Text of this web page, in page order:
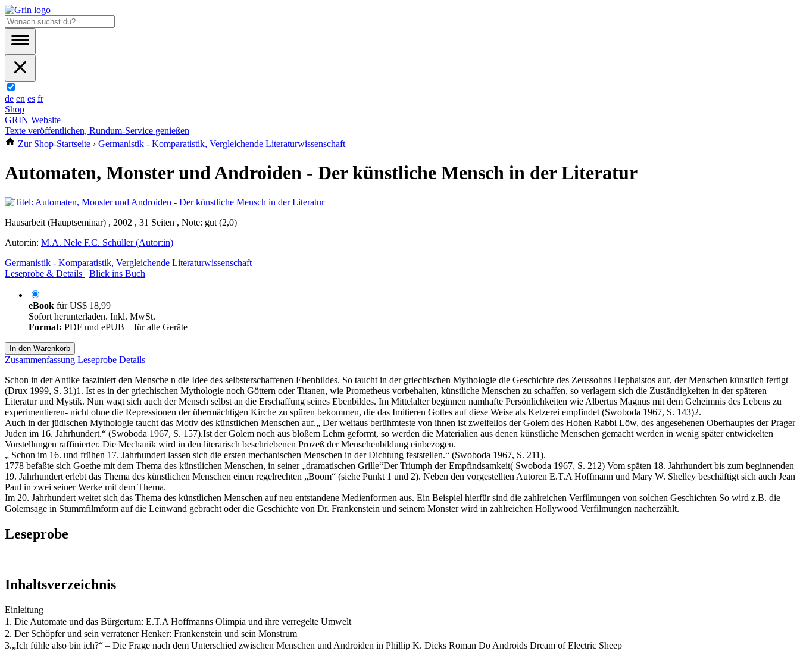
de en es fr
Shop
GRIN Website
Texte veröffentlichen, Rundum-Service genießen
Zur Shop-Startseite › Germanistik - Komparatistik, Vergleichende Literaturwissenschaft
Automaten, Monster und Androiden - Der künstliche Mensch in der Literatur
Hausarbeit (Hauptseminar) , 2002 , 31 Seiten , Note: gut (2,0)
Autor:in: M.A. Nele F.C. Schüller (Autor:in)
Germanistik - Komparatistik, Vergleichende Literaturwissenschaft
Leseprobe & Details
Blick ins Buch
eBook fürUS$ 18,99
Sofort herunterladen. Inkl. MwSt.
Format: PDF und ePUB – für alle Geräte
In den Warenkorb
Zusammenfassung Leseprobe Details
Schon in der Antike fasziniert den Mensche n die Idee des selbsterschaffenen Ebenbildes. So taucht in der griechischen Mythologie die Geschichte des Zeussohns Hephaistos auf, der Menschen künstlich fertigt
(Drux 1999, S. 31)1. Ist es in der griechischen Mythologie noch Göttern oder Titanen, wie Prometheus vorbehalten, künstliche Menschen zu schaffen, so verlagern sich die Zuständigkeiten in der späteren
Literatur und Mystik. Nun wagt sich auch der Mensch selbst an die Erschaffung seines Ebenbildes. Im Mittelalter beginnen namhafte Persönlichkeiten wie Albertus Magnus mit dem Geheimnis des Lebens zu
experimentieren- nicht ohne die Repressionen der übermächtigen Kirche zu spüren bekommen, die das Imitieren Gottes auf diese Weise als Ketzerei empfindet (Swoboda 1967, S. 143)2.
Auch in der jüdischen Mythologie taucht das Motiv des künstlichen Menschen auf.„ Der weitaus berühmteste von ihnen ist zweifellos der Golem des Hohen Rabbi Löw, des angesehenen Oberhauptes der Prager
Juden im 16. Jahrhundert.“ (Swoboda 1967, S. 157).Ist der Golem noch aus bloßem Lehm geformt, so werden die Materialien aus denen künstliche Menschen gemacht werden in wenig später entwickelten
Vorstellungen raffinierter. Die Mechanik wird in den literarisch beschriebenen Prozeß der Menschenbildung einbezogen.
„ Schon im 16. und frühen 17. Jahrhundert lassen sich die ersten mechanischen Menschen in der Dichtung feststellen.“ (Swoboda 1967, S. 211).
1778 befaßte sich Goethe mit dem Thema des künstlichen Menschen, in seiner „dramatischen Grille“Der Triumph der Empfindsamkeit( Swoboda 1967, S. 212) Vom späten 18. Jahrhundert bis zum beginnenden
19. Jahrhundert erlebt das Thema des künstlichen Menschen einen regelrechten „Boom“ (siehe Punkt 1 und 2). Neben den vorgestellten Autoren E.T.A Hoffmann und Mary W. Shelley beschäftigt sich auch Jean
Paul in zwei seiner Werke mit dem Thema.
Im 20. Jahrhundert weitet sich das Thema des künstlichen Menschen auf neu entstandene Medienformen aus. Ein Beispiel hierfür sind die zahlreichen Verfilmungen von solchen Geschichten So wird z.B. die
Golemsage in Stummfilmform auf die Leinwand gebracht oder die Geschichte von Dr. Frankenstein und seinem Monster wird in zahlreichen Hollywood Verfilmungen nacherzählt.
Leseprobe
Inhaltsverzeichnis
Einleitung
1. Die Automate und das Bürgertum: E.T.A Hoffmanns Olimpia und ihre verregelte Umwelt
2. Der Schöpfer und sein verratener Henker: Frankenstein und sein Monstrum
3.„Ich fühle also bin ich?“ – Die Frage nach dem Unterschied zwischen Menschen und Androiden in Phillip K. Dicks Roman Do Androids Dream of Electric Sheep